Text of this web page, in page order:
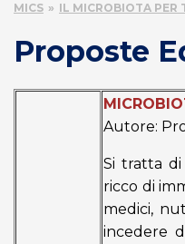
MICS IL MICROBIOTA PER
Proposte
Autore:
Si tratta
ricco di
medici,
incedere